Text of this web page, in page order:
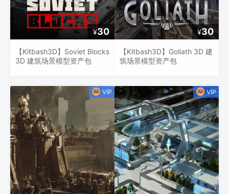
¥30
【Kitbash3D】Soviet Blocks
3D 建筑场景模型资产包
¥30
【Kitbash3D】Goliath 3D 建
筑场景模型资产包